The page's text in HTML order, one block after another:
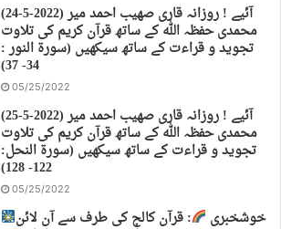
(24-5-2022) آئیے ! روزانہ قاری صهیب احمد میر
محمدی حفظہ اللہ کے ساتھ قرآن کریم کی تلاوت
تجوید و قراءت کے ساتھ سیکھیں (سورة النور :
34- 37)
05/25/2022
(25-5-2022) آئیے ! روزانہ قاری صهیب احمد میر
محمدی حفظہ اللہ کے ساتھ قرآن کریم کی تلاوت
تجوید و قراءت کے ساتھ سیکھیں (سورة النحل:
122- 128)
05/25/2022
خوشخبری : قرآن کالج کی طرف سے آن لائن